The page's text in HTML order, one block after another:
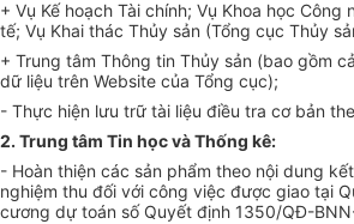
+ Vụ Kế hoạch Tài chính; Vụ Khoa học
tế; Vụ Khai thác Thủy sản (Tổng cục Thủy
+ Trung tâm Thông tin Thủy sản (bao gồm
dữ liệu trên Website của Tổng cục);
- Thực hiện lưu trữ tài liệu điều tra cơ bản
2. Trung tâm Tin học và Thống kê:
- Hoàn thiện các sản phẩm theo nội dung
nghiệm thu đối với công việc được giao tại
cương dự toán số Quyết định 1350/QĐ-